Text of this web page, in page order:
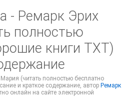
- Ремарк Эрих
полностью
книги TXT)
(читать полностью бесплатно
и краткое содержание, автор Ремарк
онлайн на сайте электронной